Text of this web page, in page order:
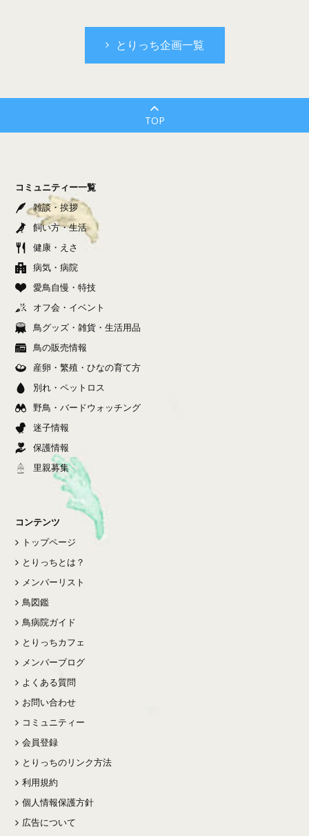
とりっち企画一覧
TOP
コミュニティー一覧
雑談・挨拶
飼い方・生活
健康・えさ
病気・病院
愛鳥自慢・特技
オフ会・イベント
鳥グッズ・雑貨・生活用品
鳥の販売情報
産卵・繁殖・ひなの育て方
別れ・ペットロス
野鳥・バードウォッチング
迷子情報
保護情報
里親募集
コンテンツ
トップページ
とりっちとは？
メンバーリスト
鳥図鑑
鳥病院ガイド
とりっちカフェ
メンバーブログ
よくある質問
お問い合わせ
コミュニティー
会員登録
とりっちのリンク方法
利用規約
個人情報保護方針
広告について